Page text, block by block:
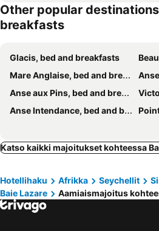
Other popular
breakfasts
Glacis, bed and breakfasts
Beau
Mare Anglaise, bed and breakfasts
Anse
Anse aux Pins, bed and breakfasts
Anse Intendance, bed and breakfasts
Katso kaikki majoitukset kohteessa
Hotellihaku Afrikka Seychellit
Baie Lazare
Aamiaismajoitus